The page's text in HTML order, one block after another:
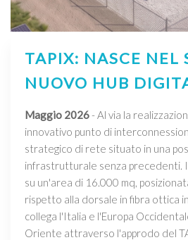
TAPIX: NASCE NEL
NUOVO HUB
Maggio 2026- Al via la
innovativo punto di
strategico di rete situato in una
infrastrutturale senza precedenti.
su un'area di 16.000 mq,
rispetto alla dorsale in fibra ottica
collega l'Italia e l'Europa
Oriente attraverso l'approdo del